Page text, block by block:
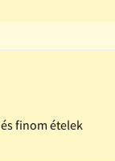
finom ételek